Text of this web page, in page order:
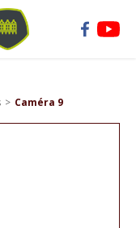
Caméra 9